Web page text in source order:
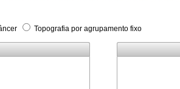
Topografia por agrupamento fixo